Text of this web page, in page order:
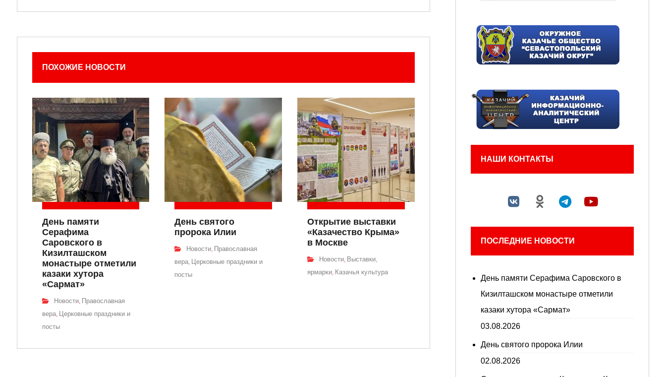
ПОХОЖИЕ НОВОСТИ
День памяти
Серафима
Саровского в
Кизилташском
монастыре отметили
казаки хутора
«Сармат»
Новости, Православная
вера, Церковные праздники и
посты
День святого
пророка Илии
Новости, Православная
вера, Церковные праздники и
посты
Открытие выставки
«Казачество Крыма»
в Москве
Новости, Выставки,
ярмарки, Казачья культура
НАШИ КОНТАКТЫ
ПОСЛЕДНИЕ НОВОСТИ
День памяти Серафима Саровского в
Кизилташском монастыре отметили
казаки хутора «Сармат»
03.08.2026
День святого пророка Илии
02.08.2026